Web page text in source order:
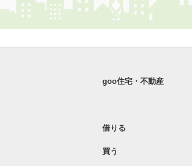
goo住宅・不動産
借りる
買う